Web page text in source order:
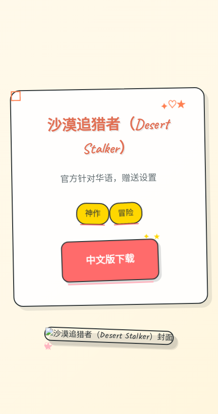
沙漠追猎者（Desert
Stalker）
✦♡★
官方针对华语，赠送设置
神作 冒险
中文版下载
→
✦ ★
✧
♡
★
♥